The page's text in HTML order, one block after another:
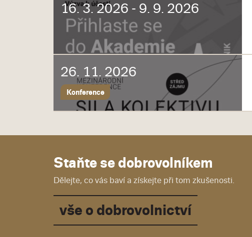
16. 3. 2026 - 9. 9. 2026
26. 11. 2026
Konference
Staňte se dobrovolníkem
Dělejte, co vás baví a získejte při tom zkušenosti.
vše o dobrovolnictví